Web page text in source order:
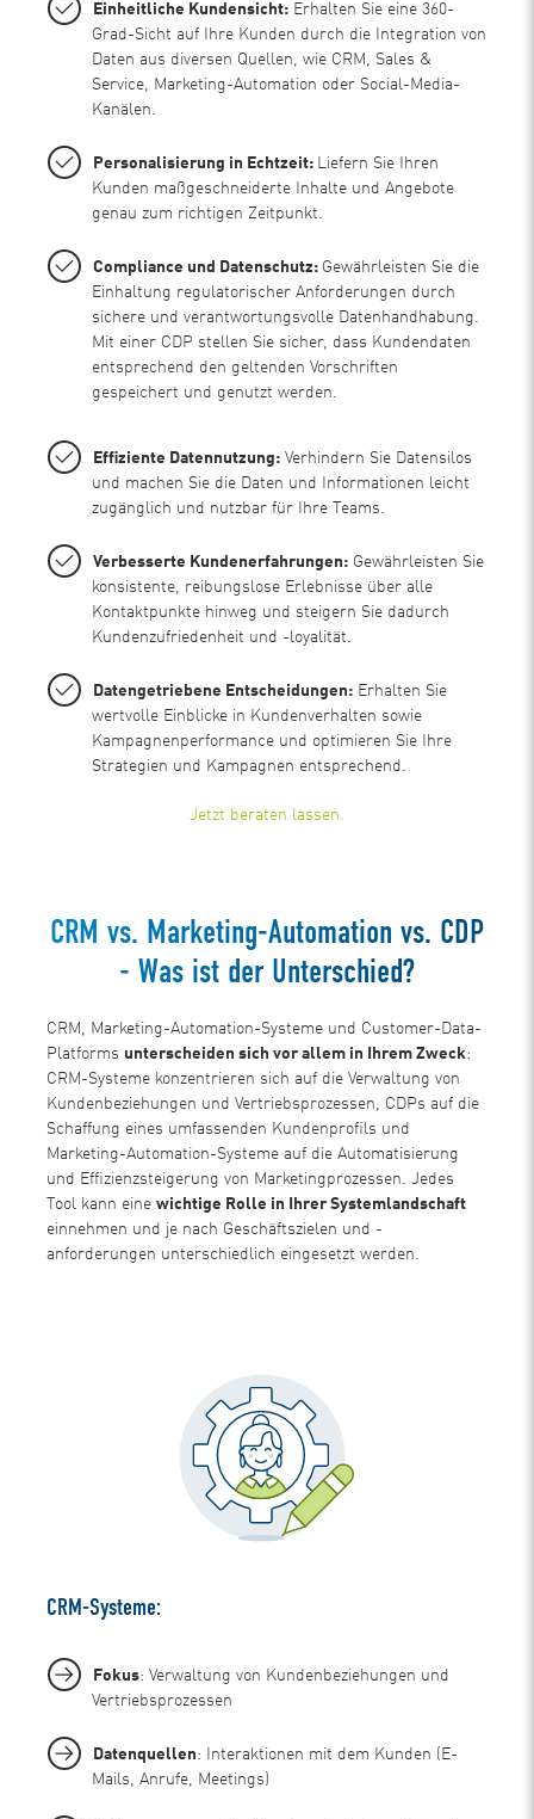
Einheitliche Kundensicht: Erhalten Sie eine 360-
Grad-Sicht auf Ihre Kunden durch die Integration von
Daten aus diversen Quellen, wie CRM, Sales &
Service, Marketing-Automation oder Social-Media-
Kanälen.
Personalisierung in Echtzeit: Liefern Sie Ihren
Kunden maßgeschneiderte Inhalte und Angebote
genau zum richtigen Zeitpunkt.
Compliance und Datenschutz: Gewährleisten Sie die
Einhaltung regulatorischer Anforderungen durch
sichere und verantwortungsvolle Datenhandhabung.
Mit einer CDP stellen Sie sicher, dass Kundendaten
entsprechend den geltenden Vorschriften
gespeichert und genutzt werden.
Effiziente Datennutzung: Verhindern Sie Datensilos
und machen Sie die Daten und Informationen leicht
zugänglich und nutzbar für Ihre Teams.
Verbesserte Kundenerfahrungen: Gewährleisten Sie
konsistente, reibungslose Erlebnisse über alle
Kontaktpunkte hinweg und steigern Sie dadurch
Kundenzufriedenheit und -loyalität.
Datengetriebene Entscheidungen: Erhalten Sie
wertvolle Einblicke in Kundenverhalten sowie
Kampagnenperformance und optimieren Sie Ihre
Strategien und Kampagnen entsprechend.
Jetzt beraten lassen.
CRM vs. Marketing-Automation vs. CDP
- Was ist der Unterschied?
CRM, Marketing-Automation-Systeme und Customer-Data-
Platforms unterscheiden sich vor allem in Ihrem Zweck:
CRM-Systeme konzentrieren sich auf die Verwaltung von
Kundenbeziehungen und Vertriebsprozessen, CDPs auf die
Schaffung eines umfassenden Kundenprofils und
Marketing-Automation-Systeme auf die Automatisierung
und Effizienzsteigerung von Marketingprozessen. Jedes
Tool kann einewichtige Rolle in Ihrer Systemlandschaft
einnehmen und je nach Geschäftszielen und -
anforderungen unterschiedlich eingesetzt werden.
CRM-Systeme:
Fokus: Verwaltung von Kundenbeziehungen und
Vertriebsprozessen
Datenquellen: Interaktionen mit dem Kunden (E-
Mails, Anrufe, Meetings)